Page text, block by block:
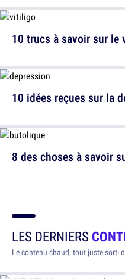
8 des choses à savoir
10 trucs à savoir sur le
10 idées reçues sur la
LES DERNIERS
Le contenu chaud, tout juste sorti